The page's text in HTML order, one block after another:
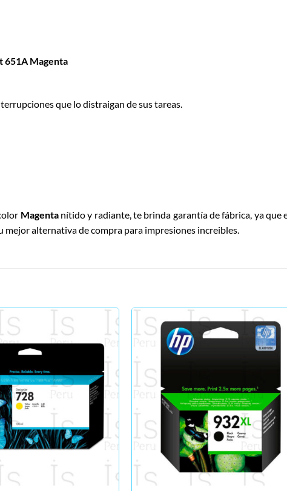
651A Magenta
que lo distraigan de sus tareas.
Magentanítido y radiante, te brinda garantía de fábrica, ya que
mejor alternativa de compra para impresiones increibles.